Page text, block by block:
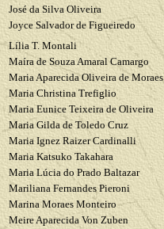
José da Silva Oliveira
Joyce Salvador de Figueiredo
Lília T. Montali
Maíra de Souza Amaral Camargo
Maria Aparecida Oliveira de Moraes
MariaChristina Trefiglio
Maria Eunice Teixeira de Oliveira
Maria Gilda de Toledo Cruz
Maria IgnezRaizer Cardinalli
Maria Katsuko Takahara
Maria Lúcia do Prado Baltazar
MarilianaFernandesPieroni
Marina Moraes Monteiro
MeireAparecida Von Zuben